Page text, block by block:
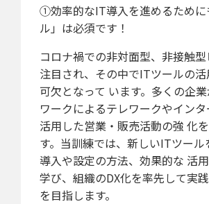
①効率的なIT導入を進めるために
ル」は必須です！
コロナ禍での非対面型、非接触
注目され、その中でITツールの
可欠となって います。多くの企
ワークによるテレワークやイン
活用した営業・販売活動の強 化
す。当訓練では、新しいITツール
導入や設定の方法、効果的な 活
学び、組織のDX化を率先して実
を目指します。